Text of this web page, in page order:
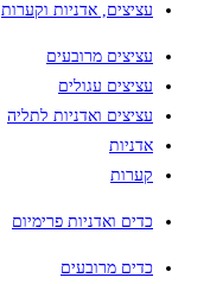
עציצים, אדניות וקערות
עציצים מרובעים
עציצים עגולים
עציצים ואדניות לתליה
אדניות
קערות
כדים ואדניות פרימיום
כדים מרובעים